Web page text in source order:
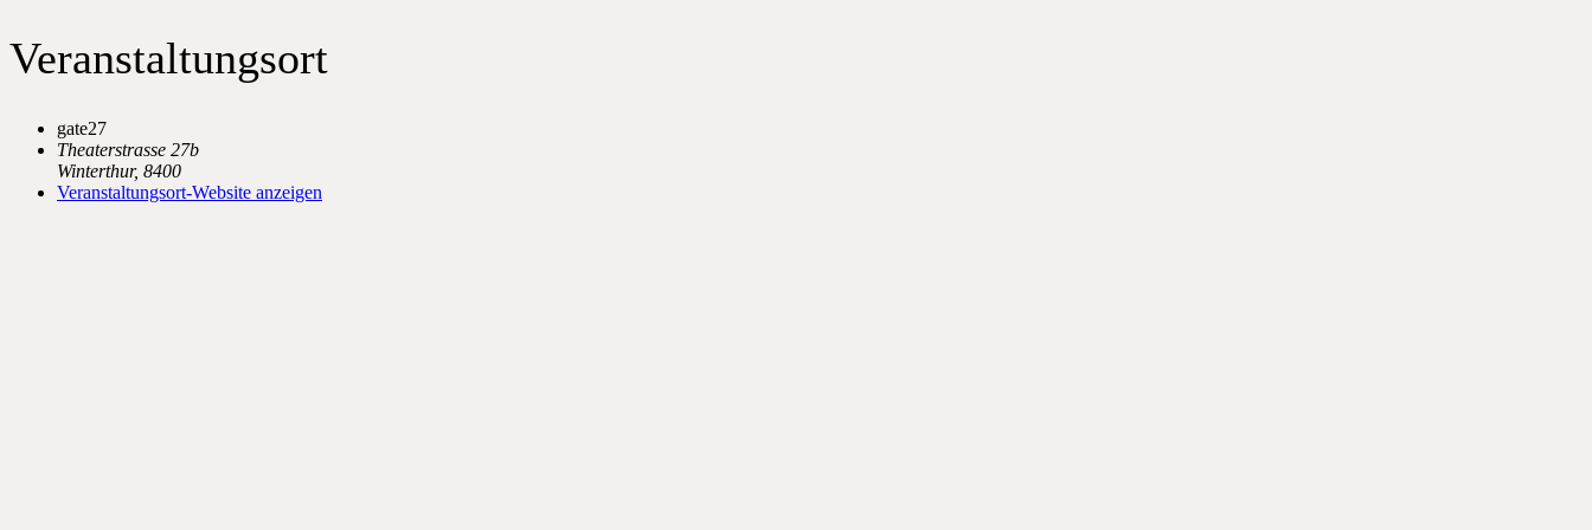
Veranstaltungsort
gate27
Theaterstrasse 27b
Winterthur, 8400
Veranstaltungsort-Website anzeigen